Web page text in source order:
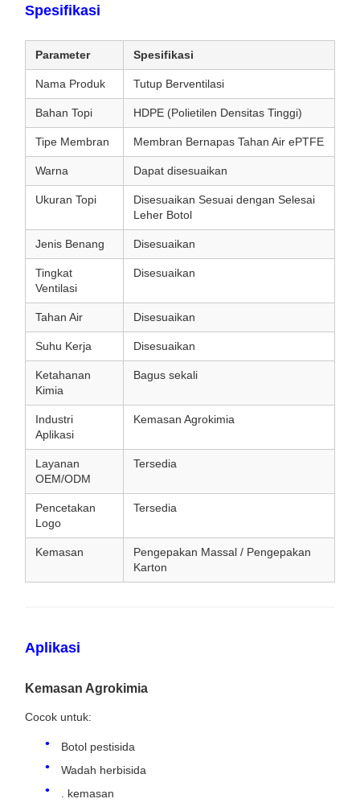
Spesifikasi
Parameter Spesifikasi
Nama Produk Tutup Berventilasi
Bahan Topi HDPE (Polietilen Densitas Tinggi)
Tipe Membran Membran Bernapas Tahan Air ePTFE
Warna Dapat disesuaikan
Ukuran Topi
Disesuaikan Sesuai dengan Selesai
Leher Botol
Jenis Benang Disesuaikan
Tingkat
Ventilasi
Disesuaikan
Tahan Air Disesuaikan
Suhu Kerja Disesuaikan
Ketahanan
Kimia
Bagus sekali
Industri
Aplikasi
Kemasan Agrokimia
Layanan
OEM/ODM
Tersedia
Pencetakan
Logo
Tersedia
Kemasan
Pengepakan Massal / Pengepakan
Karton
Aplikasi
Kemasan Agrokimia
Cocok untuk:
Botol pestisida
Wadah herbisida
. kemasan